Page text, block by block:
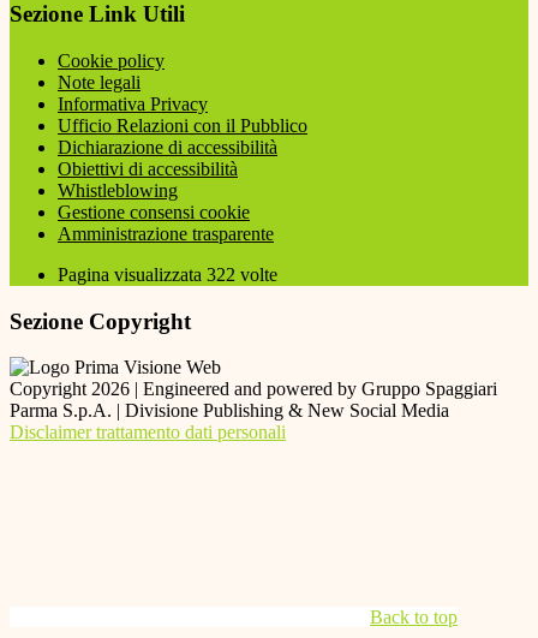
Sezione Link Utili
Cookie policy
Note legali
Informativa Privacy
Ufficio Relazioni con il Pubblico
Dichiarazione di accessibilità
Obiettivi di accessibilità
Whistleblowing
Gestione consensi cookie
Amministrazione trasparente
Pagina visualizzata 322 volte
Sezione Copyright
Copyright 2026 | Engineered and powered by Gruppo Spaggiari
Parma S.p.A. | Divisione Publishing & New Social Media
Disclaimer trattamento dati personali
Back to top